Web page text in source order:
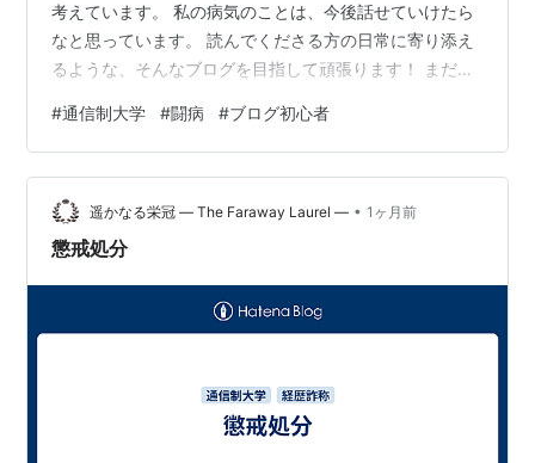
考えています。 私の病気のことは、今後話せていけたら
なと思っています。 読んでくださる方の日常に寄り添え
るような、そんなブログを目指して頑張ります！ まだま
で温かい目で見守ってくれると嬉しいです。 よろしくお
願いいたします🍑
#通信制大学 #闘病 #ブログ初心者
遥かなる栄冠 ― The Faraway Laurel ― • 1ヶ月前
懲戒処分